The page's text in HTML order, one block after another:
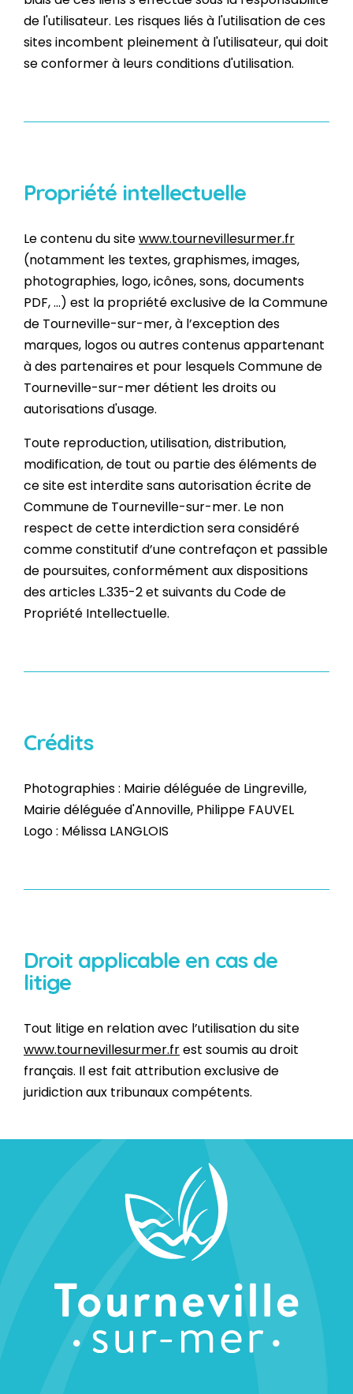
de l'utilisateur. Les risques liés à l'utilisation de ces
sites incombent pleinement à l'utilisateur, qui doit
se conformer à leurs conditions d'utilisation.
Propriété intellectuelle
Le contenu du sitewww.tournevillesurmer.fr
(notamment les textes, graphismes, images,
photographies, logo, icônes, sons, documents
PDF, ...) est la propriété exclusive de la Commune
de Tourneville-sur-mer, à l’exception des
marques, logos ou autres contenus appartenant
à des partenaires et pour lesquels Commune de
Tourneville-sur-mer détient les droits ou
autorisations d'usage.
Toute reproduction, utilisation, distribution,
modification, de tout ou partie des éléments de
ce site est interdite sans autorisation écrite de
Commune de Tourneville-sur-mer. Le non
respect de cette interdiction sera considéré
comme constitutif d’une contrefaçon et passible
de poursuites, conformément aux dispositions
des articles L.335-2 et suivants du Code de
Propriété Intellectuelle.
Crédits
Photographies : Mairie déléguée de Lingreville,
Mairie déléguée d'Annoville, Philippe FAUVEL
Logo : Mélissa LANGLOIS
Droit applicable en cas de
litige
Tout litige en relation avec l’utilisation du site
www.tournevillesurmer.frest soumis au droit
français. Il est fait attribution exclusive de
juridiction aux tribunaux compétents.